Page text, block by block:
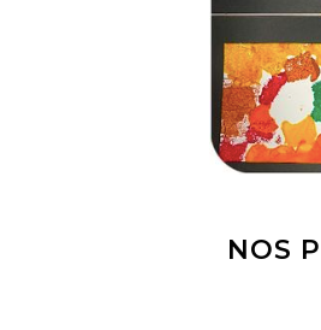
NOS